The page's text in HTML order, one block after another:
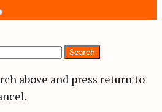
Search
above and press return to